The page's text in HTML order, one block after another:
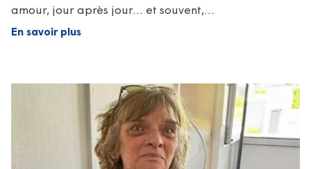
amour, jour après jour… et souvent,…
En savoir plus